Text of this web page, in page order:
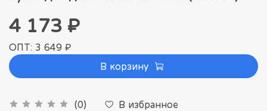
(0) В избранное
4 173 ₽
ОПТ: 3 649 ₽
В корзину